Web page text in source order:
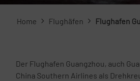
Home Flughäfen Flughafen
Der Flughafen Guangzhou, auch
China Southern Airlines als